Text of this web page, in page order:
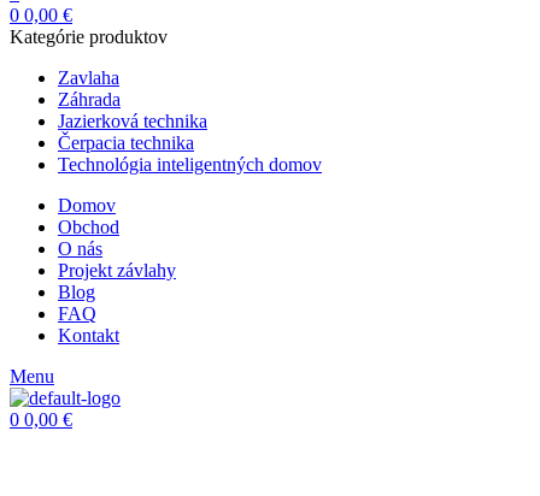
0 0,00 €
Kategórie produktov
Zavlaha
Záhrada
Jazierková technika
Čerpacia technika
Technológia inteligentných domov
Domov
Obchod
O nás
Projekt závlahy
Blog
FAQ
Kontakt
Menu
0 0,00 €